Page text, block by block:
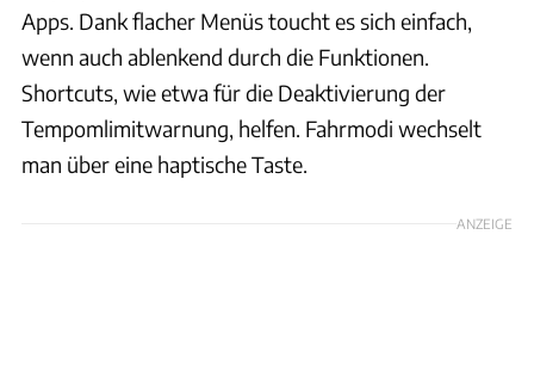
Apps. Dank flacher Menüs toucht es sich einfach,
wenn auch ablenkend durch die Funktionen.
Shortcuts, wie etwa für die Deaktivierung der
Tempomlimitwarnung, helfen. Fahrmodi wechselt
man über eine haptische Taste.
ANZEIGE